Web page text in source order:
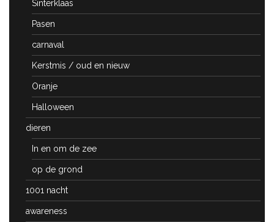
Sinterklaas
Pasen
carnaval
Kerstmis / oud en nieuw
Oranje
Halloween
dieren
In en om de zee
op de grond
1001 nacht
awareness